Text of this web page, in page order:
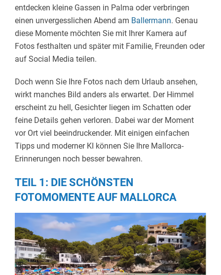
entdecken kleine Gassen in Palma oder verbringen
einen unvergesslichen Abend am Ballermann. Genau
diese Momente möchten Sie mit Ihrer Kamera auf
Fotos festhalten und später mit Familie, Freunden oder
auf Social Media teilen.
Doch wenn Sie Ihre Fotos nach dem Urlaub ansehen,
wirkt manches Bild anders als erwartet. Der Himmel
erscheint zu hell, Gesichter liegen im Schatten oder
feine Details gehen verloren. Dabei war der Moment
vor Ort viel beeindruckender. Mit einigen einfachen
Tipps und moderner KI können Sie Ihre Mallorca-
Erinnerungen noch besser bewahren.
TEIL 1: DIE SCHÖNSTEN
FOTOMOMENTE AUF MALLORCA